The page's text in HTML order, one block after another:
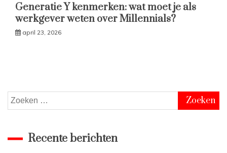
Generatie Y kenmerken: wat moet je als
werkgever weten over Millennials?
april 23, 2026
Zoeken
naar:
Recente berichten